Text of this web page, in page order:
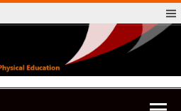
世新大學體育室